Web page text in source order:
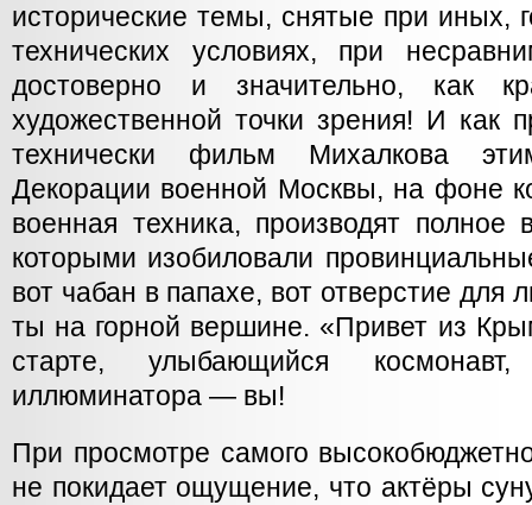
исторические темы, снятые при иных,
технических условиях, при
достоверно и значительно, как
художественной точки зрения! И как
технически фильм Михалкова
Декорации военной Москвы, на фоне
военная техника, производят полное
которыми изобиловали
вот чабан в папахе, вот отверстие
ты на горной вершине. «Привет из
старте, улыбающийся
иллюминатора — вы!
При просмотре самого
не покидает ощущение, что актёры